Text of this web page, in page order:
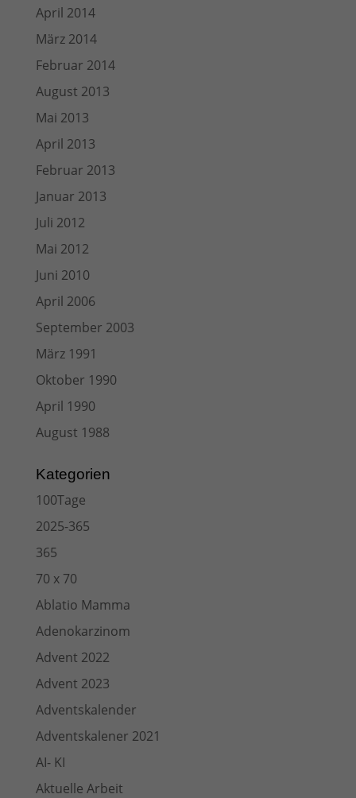
April 2014
März 2014
Februar 2014
August 2013
Mai 2013
April 2013
Februar 2013
Januar 2013
Juli 2012
Mai 2012
Juni 2010
April 2006
September 2003
März 1991
Oktober 1990
April 1990
August 1988
Kategorien
100Tage
2025-365
365
70 x 70
Ablatio Mamma
Adenokarzinom
Advent 2022
Advent 2023
Adventskalender
Adventskalener 2021
AI- KI
Aktuelle Arbeit